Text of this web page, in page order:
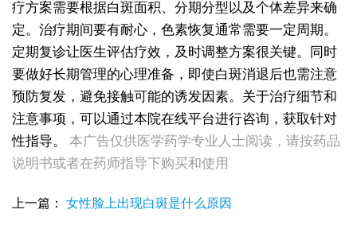
疗方案需要根据白斑面积、分期分型以及个体差异来确
定。治疗期间要有耐心，色素恢复通常需要一定周期。
定期复诊让医生评估疗效，及时调整方案很关键。同时
要做好长期管理的心理准备，即使白斑消退后也需注意
预防复发，避免接触可能的诱发因素。关于治疗细节和
注意事项，可以通过本院在线平台进行咨询，获取针对
性指导。
本广告仅供医学药学专业人士阅读，请按药品
说明书或者在药师指导下购买和使用
上一篇： 女性脸上出现白斑是什么原因
女性皮肤出现白斑是什么原因引起的
女性患上白癜风是什么原因导致的
女性脸部白斑出现的原因有哪些
女性脸上出现白斑是什么原因